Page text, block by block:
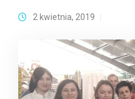
2 kwietnia, 2019